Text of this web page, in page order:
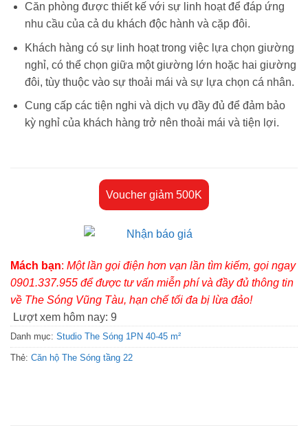
Căn phòng được thiết kế với sự linh hoạt để đáp ứng
nhu cầu của cả du khách độc hành và cặp đôi.
Khách hàng có sự linh hoạt trong việc lựa chọn giường
nghỉ, có thể chọn giữa một giường lớn hoặc hai giường
đôi, tùy thuộc vào sự thoải mái và sự lựa chọn cá nhân.
Cung cấp các tiện nghi và dịch vụ đầy đủ để đảm bảo
kỳ nghỉ của khách hàng trở nên thoải mái và tiện lợi.
Voucher giảm 500K
Mách bạn: Một lần gọi điện hơn vạn lần tìm kiếm, gọi ngay
0901.337.955 để được tư vấn miễn phí và đầy đủ thông tin
về The Sóng Vũng Tàu, hạn chế tối đa bị lừa đảo!
Lượt xem hôm nay: 9
Danh mục: Studio The Sóng 1PN 40-45 m²
Thẻ: Căn hộ The Sóng tầng 22